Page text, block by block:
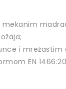
mekanim
i
EN